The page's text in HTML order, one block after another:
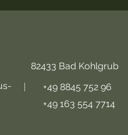
9 82433 Bad Kohlgrub
+49 8845 752 96
+49 163 554 7714